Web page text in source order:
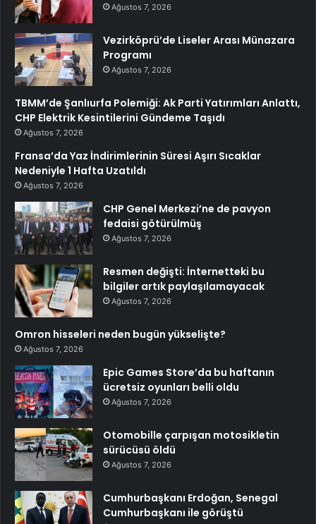
Ağustos 7, 2026
Vezirköprü’de Liseler Arası Münazara
Programı
Ağustos 7, 2026
TBMM’de Şanlıurfa Polemiği: Ak Parti Yatırımları Anlattı,
CHP Elektrik Kesintilerini Gündeme Taşıdı
Ağustos 7, 2026
Fransa’da Yaz İndirimlerinin Süresi Aşırı Sıcaklar
Nedeniyle 1 Hafta Uzatıldı
Ağustos 7, 2026
CHP Genel Merkezi’ne de pavyon
fedaisi götürülmüş
Ağustos 7, 2026
Resmen değişti: İnternetteki bu
bilgiler artık paylaşılamayacak
Ağustos 7, 2026
Omron hisseleri neden bugün yükselişte?
Ağustos 7, 2026
Epic Games Store’da bu haftanın
ücretsiz oyunları belli oldu
Ağustos 7, 2026
Otomobille çarpışan motosikletin
sürücüsü öldü
Ağustos 7, 2026
Cumhurbaşkanı Erdoğan, Senegal
Cumhurbaşkanı ile görüştü